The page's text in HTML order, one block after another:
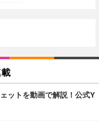
ットを動画で解説！公式Y